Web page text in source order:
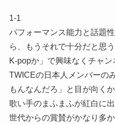
1-1
パフォーマンス能力と話題
ら、もうそれで十分だと思
K-popか」で興味なくチャン
TWICEの日本人メンバーの
もんなんだろ」と目が向くか
歌い手のまふまふが紅白に
世代からの賞賛がかなり多